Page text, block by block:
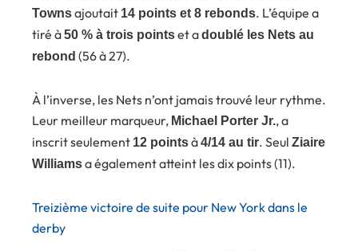
Townsajoutait 14 points et 8 rebonds. L’équipe a
tiré à50 % à trois pointset adoublé les Nets au
rebond (56 à 27).
À l’inverse, les Nets n’ont jamais trouvé leur rythme.
Leur meilleur marqueur, Michael Porter Jr., a
inscrit seulement 12 pointsà4/14 au tir. Seul Ziaire
Williamsa également atteint les dix points (11).
Treizième victoire de suite pour New York dans le
derby